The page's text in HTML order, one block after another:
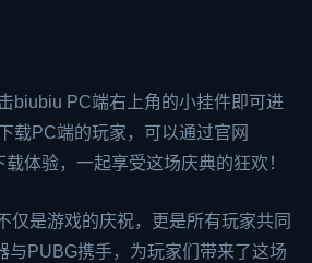
biubiu PC端右上角的小挂件即可进
载PC端的玩家，可以通过官网
载体验，一起享受这场庆典的狂欢！
仅是游戏的庆祝，更是所有玩家共同
与PUBG携手，为玩家们带来了这场